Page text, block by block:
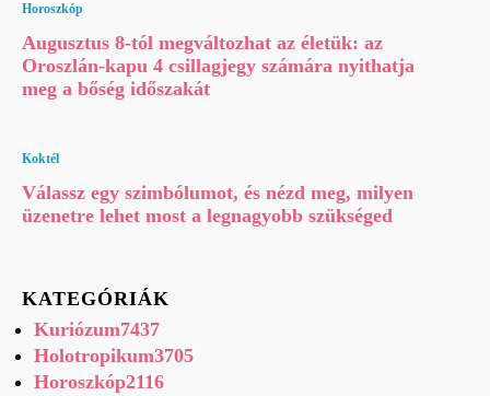
Horoszkóp
Augusztus 8-tól megváltozhat az életük: az
Oroszlán-kapu 4 csillagjegy számára nyithatja
meg a bőség időszakát
Koktél
Válassz egy szimbólumot, és nézd meg, milyen
üzenetre lehet most a legnagyobb szükséged
KATEGÓRIÁK
Kuriózum7437
Holotropikum3705
Horoszkóp2116